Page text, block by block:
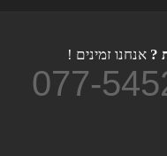
? אנחנו זמינים !
077-